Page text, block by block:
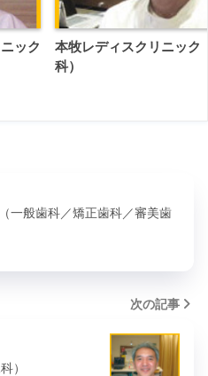
ック
本牧レディスクリニック
科）
一般歯科／矯正歯科／審美歯
次の記事
）